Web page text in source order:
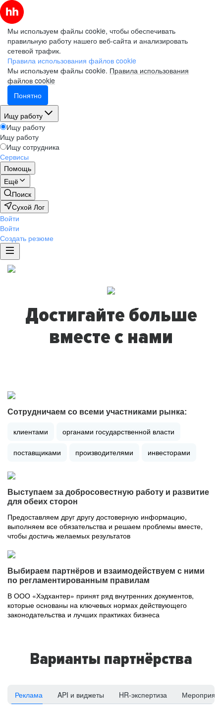
Мы используем файлы cookie, чтобы обеспечивать
правильную работу нашего веб-сайта и анализировать
сетевой трафик.
Правила использования файлов cookie
Мы используем файлы cookie. Правила использования
файлов cookie
Понятно
Ищу работу
Ищу работу
Ищу работу
Ищу сотрудника
Сервисы
Помощь
Ещё
Поиск
Сухой Лог
Войти
Войти
Создать резюме
Достигайте больше
вместе с нами
Сотрудничаем со всеми участниками рынка:
клиентами органами государственной власти
поставщиками производителями инвесторами
Выступаем за добросовестную работу и развитие
для обеих сторон
Предоставляем друг другу достоверную информацию,
выполняем все обязательства и решаем проблемы вместе,
чтобы достичь желаемых результатов
Выбираем партнёров и взаимодействуем с ними
по регламентированным правилам
В ООО «Хэдхантер» принят ряд внутренних документов,
которые основаны на ключевых нормах действующего
законодательства и лучших практиках бизнеса
Варианты партнёрства
Реклама API и виджеты HR-экспертиза